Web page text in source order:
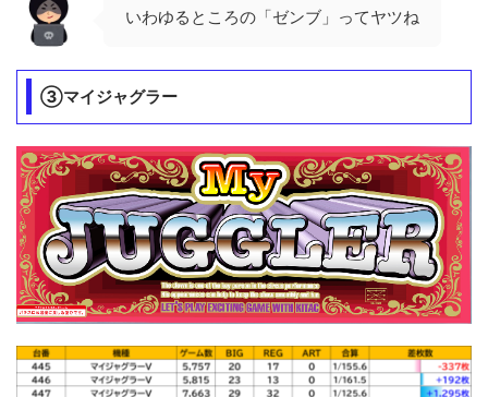
いわゆるところの「ゼンブ」ってヤツね
③マイジャグラー